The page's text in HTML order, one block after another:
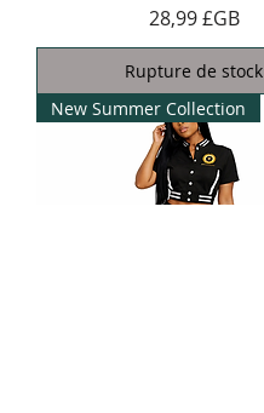
Prix
28,99 £GB
Rupture de stock
New Summer Collection